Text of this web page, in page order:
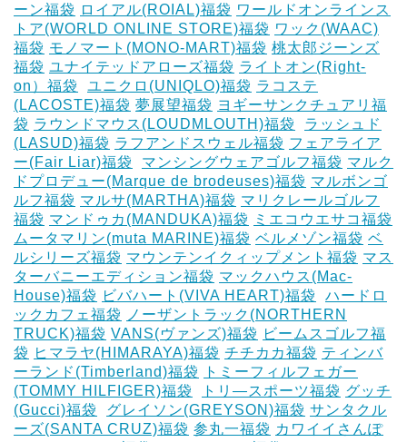
ーン福袋 ロイアル(ROIAL)福袋 ワールドオンラインス
トア(WORLD ONLINE STORE)福袋 ワック(WAAC)
福袋 モノマート(MONO-MART)福袋 桃太郎ジーンズ
福袋 ユナイテッドアローズ福袋 ライトオン(Right-
on）福袋
ユニクロ(UNIQLO)福袋 ラコステ
(LACOSTE)福袋 夢展望福袋 ヨギーサンクチュアリ福
袋 ラウンドマウス(LOUDMLOUTH)福袋
ラッシュド
(LASUD)福袋 ラフアンドスウェル福袋 フェアライア
ー(Fair Liar)福袋
マンシングウェアゴルフ福袋 マルク
ドプロデュー(Marque de brodeuses)福袋 マルボンゴ
ルフ福袋 マルサ(MARTHA)福袋 マリクレールゴルフ
福袋 マンドゥカ(MANDUKA)福袋
ミエコウエサコ福袋
ムータマリン(muta MARINE)福袋 ベルメゾン福袋 ベ
ルシリーズ福袋 マウンテンイクィップメント福袋 マス
ターバニーエディション福袋 マックハウス(Mac-
House)福袋 ビバハート(VIVA HEART)福袋
ハードロ
ックカフェ福袋
ノーザントラック(NORTHERN
TRUCK)福袋 VANS(ヴァンズ)福袋 ビームスゴルフ福
袋 ヒマラヤ(HIMARAYA)福袋 チチカカ福袋 ティンバ
ーランド(Timberland)福袋
トミーフィルフェガー
(TOMMY HILFIGER)福袋
トリ―スポーツ福袋 グッチ
(Gucci)福袋
グレイソン(GREYSON)福袋 サンタクル
ーズ(SANTA CRUZ)福袋 参丸一福袋 カワイイさんぽ